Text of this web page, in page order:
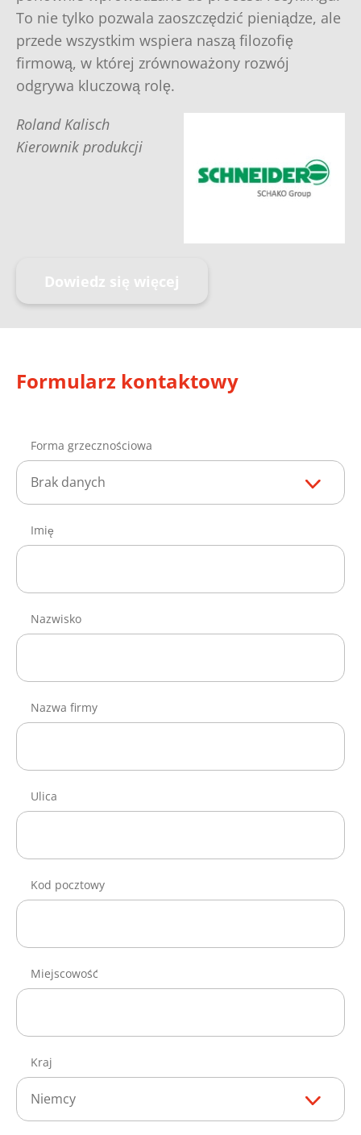
To nie tylko pozwala zaoszczędzić pieniądze, ale
przede wszystkim wspiera naszą filozofię
firmową, w której zrównoważony rozwój
odgrywa kluczową rolę.
Roland Kalisch
Kierownik produkcji
Dowiedz się więcej
Formularz kontaktowy
Forma grzecznościowa
Brak danych
Imię
Nazwisko
Nazwa firmy
Ulica
Kod pocztowy
Miejscowość
Kraj
Niemcy